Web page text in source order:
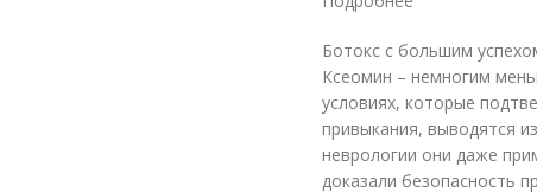
Ботокс с большим
Ксеомин – немногим
условиях, которые
привыкания, выводятся
неврологии они даже
доказали безопасность